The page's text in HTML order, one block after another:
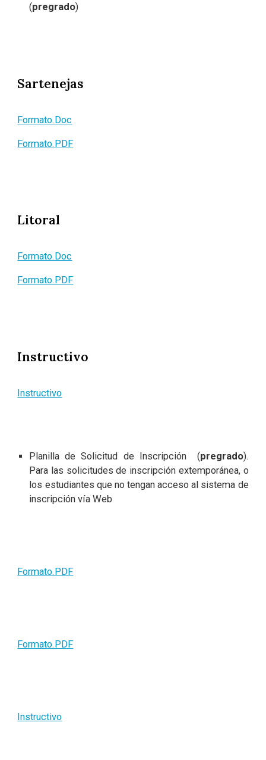
(pregrado)
Sartenejas
Formato.Doc
Formato.PDF
Litoral
Formato.Doc
Formato.PDF
Instructivo
Instructivo
Planilla de Solicitud de Inscripción (pregrado).
Para las solicitudes de inscripción extemporánea, o
los estudiantes que no tengan acceso al sistema de
inscripción vía Web
Formato.PDF
Formato.PDF
Instructivo